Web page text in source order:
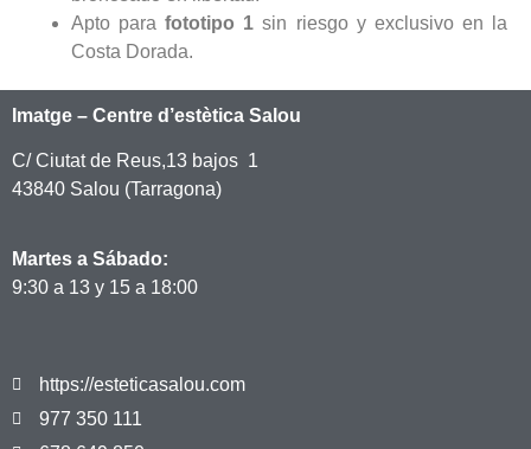
Apto para fototipo 1 sin riesgo y exclusivo en la
Costa Dorada.
Imatge – Centre d’estètica Salou
C/ Ciutat de Reus,13 bajos 1
43840 Salou (Tarragona)
Martes a Sábado:
9:30 a 13 y 15 a 18:00
https://esteticasalou.com
977 350 111